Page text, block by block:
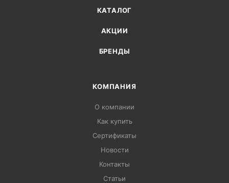
КАТАЛОГ
АКЦИИ
БРЕНДЫ
КОМПАНИЯ
О компании
Как купить
Сертификаты
Новости
Контакты
Статьи